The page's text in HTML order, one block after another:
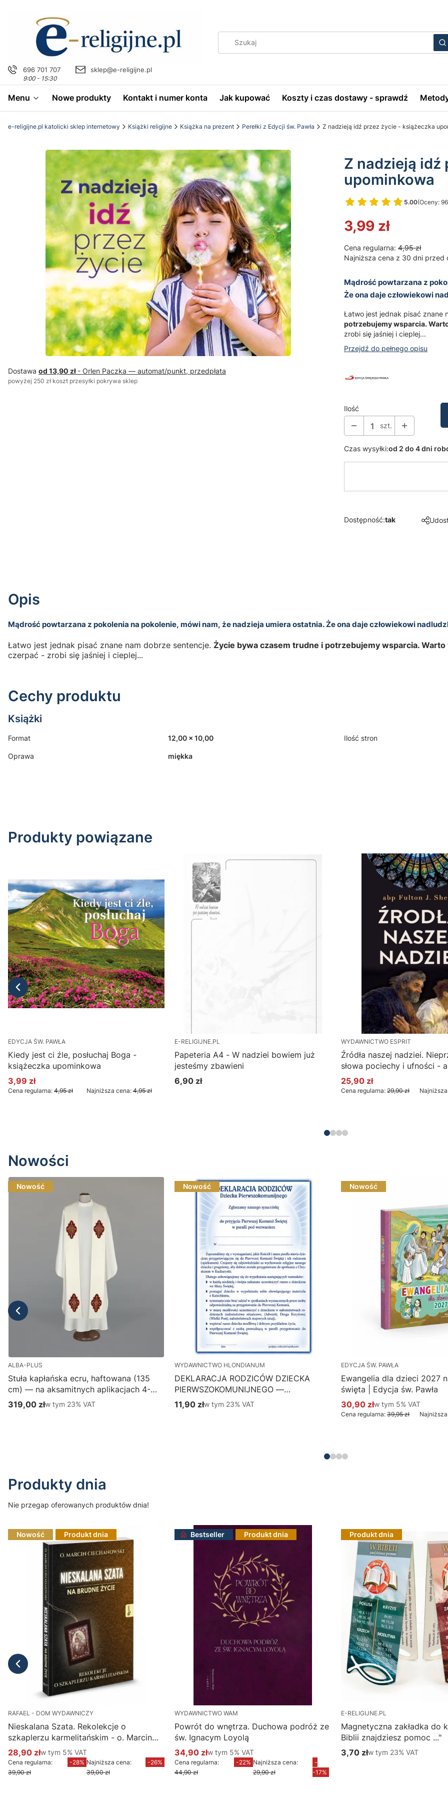
696 701 707
9:00 - 15:30
sklep@e-religijne.pl
Menu Nowe produkty Kontakt i numer konta Jak kupować Koszty i czas dostawy - sprawdź
e-religijne.pl katolicki sklep internetowy Książki religijne Książka na prezent Perełki z Edycji św. Pawła Z nadzieją idź przez życie - książeczka
Dostawa od 13,90 zł - Orlen Paczka — automat/punkt, przedpłata
powyżej 250 zł koszt przesyłki pokrywa sklep
Z nadzieją idź
upominkowa
5.00(Oceny:
Przejdź do
3,99 zł
Cena regularna: 4,95 zł
Najniższa cena z 30 dni przed
Mądrość powtarzana z
Że ona daje człowiekowi
Łatwo jest jednak pisać znane
potrzebujemy wsparcia.
zrobi się jaśniej i cieplej...
Przejdź do pełnego opisu
Ilość
szt.
Czas wysyłki:od 2 do 4 dni
Dostępność:tak
Opis
Mądrość powtarzana z pokolenia na pokolenie, mówi nam, że nadzieja umiera ostatnia. Że ona daje człowiekowi
Łatwo jest jednak pisać znane nam dobrze sentencje. Życie bywa czasem trudne i potrzebujemy wsparcia.
czerpać - zrobi się jaśniej i cieplej...
Cechy produktu
Książki
Format 12,00 x 10,00 Ilość stron
Oprawa miękka
Produkty powiązane
EDYCJA ŚW. PAWŁA
Kiedy jest ci źle, posłuchaj Boga -
książeczka upominkowa
Cena promocyjna
3,99 zł
Cena regularna: 4,95 zł Najniższa cena: 4,95 zł
E-RELIGIJNE.PL
Papeteria A4 - W nadziei bowiem już
jesteśmy zbawieni
Cena
6,90 zł
WYDAWNICTWO ESPRIT
Źródła naszej nadziei.
słowa pociechy i ufności -
Sheen
Cena promocyjna
25,90 zł
Cena regularna: 29,90 zł
Nowości
Nowość
ALBA-PLUS
Stuła kapłańska ecru, haftowana (135
cm) — na aksamitnych aplikacjach 4-
387-1
Cena brutto
319,00 złw tym %s VAT
w tym 23% VAT
Nowość
WYDAWNICTWO HLONDIANUM
DEKLARACJA RODZICÓW DZIECKA
PIERWSZOKOMUNIJNEGO —
Wydawnictwo Hlondianum - druk
parafialny, paczka 50 szt.
Cena brutto
11,90 złw tym %s VAT
w tym 23% VAT
Nowość
EDYCJA ŚW. PAWŁA
Ewangelia dla dzieci 2027
święta | Edycja św. Pawła
Cena promocyjna brutto
30,90 złw tym %s VAT
w tym 5% VAT
Cena regularna: 39,95 zł
Produkty dnia
Nie przegap oferowanych produktów dnia!
Nowość Produkt dnia
RAFAEL - DOM WYDAWNICZY
Nieskalana Szata. Rekolekcje o
szkaplerzu karmelitańskim - o. Marcin
Ciechanowski
Cena promocyjna brutto
28,90 złw tym %s VAT
w tym 5% VAT
Cena regularna:
39,90 zł
-28% Najniższa cena:
39,00 zł
-26%
Bestseller Produkt dnia
WYDAWNICTWO WAM
Powrót do wnętrza. Duchowa podróż ze
św. Ignacym Loyolą
Cena promocyjna brutto
34,90 złw tym %s VAT
w tym 5% VAT
Cena regularna:
44,90 zł
-22% Najniższa cena:
29,90 zł
-
-17%
Produkt dnia
E-RELIGIJNE.PL
Magnetyczna zakładka do
Biblii znajdziesz pomoc ..."
Cena brutto
3,70 złw tym %s VAT
w tym 23% VAT